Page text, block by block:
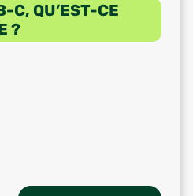
C, QU’EST-CE
?